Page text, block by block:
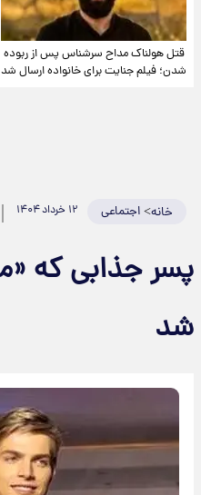
قتل هولناک مداح سرشناس پس از ربوده
شدن؛ فیلم جنایت برای خانواده ارسال شد
خانه>اجتماعی ۱۲ خرداد ۱۴۰۴
شد